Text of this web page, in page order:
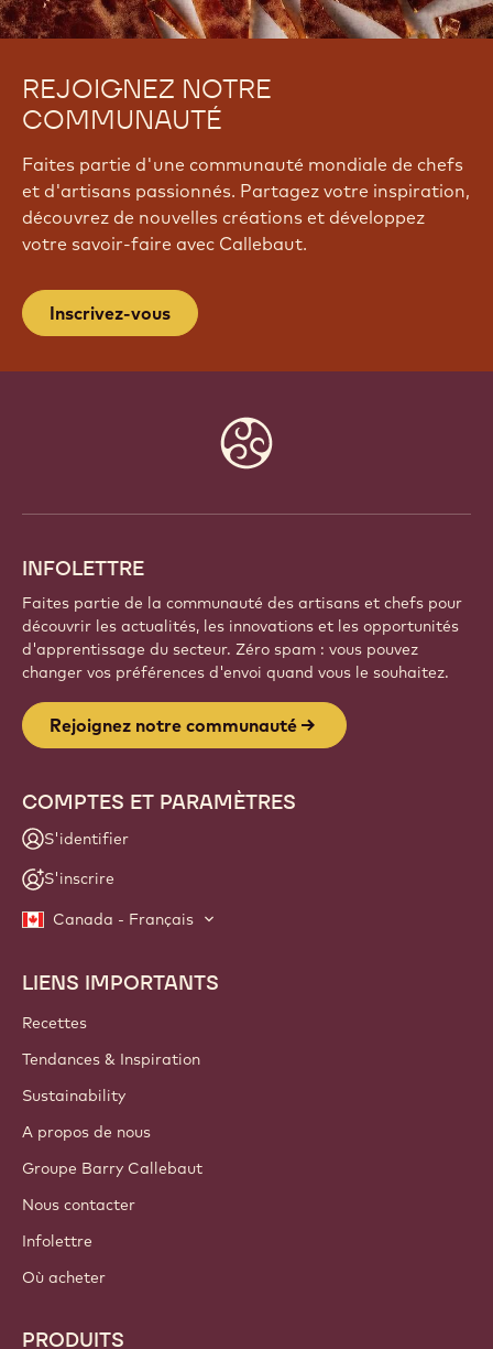
REJOIGNEZ NOTRE
Faites partie d'une communauté mondiale de chefs
et d'artisans passionnés. Partagez votre inspiration,
votre savoir-faire avec Callebaut.
Inscrivez-vous
Website
info
INFOLETTRE
Faites partie de la communauté des artisans et chefs pour
d'apprentissage du secteur. Zéro spam : vous pouvez
Canada - Français
Tendances & Inspiration